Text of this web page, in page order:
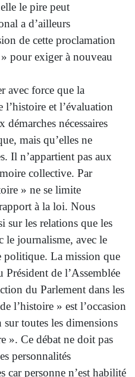
le pire peut
a d’ailleurs
de cette proclamation
pour exiger à nouveau
avec force que la
l’histoire et l’évaluation
nécessaires
mais qu’elles ne
Il n’appartient pas aux
collective. Par
» ne se limite
à la loi. Nous
sur les relations que les
le journalisme, avec le
politique. La mission que
Président de l’Assemblée
du Parlement dans les
l’histoire » est l’occasion
toutes les dimensions
». Ce débat ne doit pas
personnalités
car personne n’est habilité